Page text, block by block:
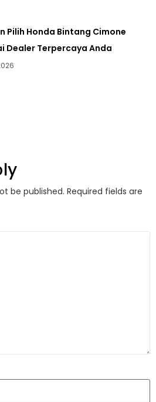
Pilih Honda Bintang Cimone
Dealer Terpercaya Anda
be published. Required fields are